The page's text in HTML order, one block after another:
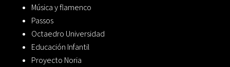
Música y flamenco
Passos
Octaedro Universidad
Educación Infantil
Proyecto Noria